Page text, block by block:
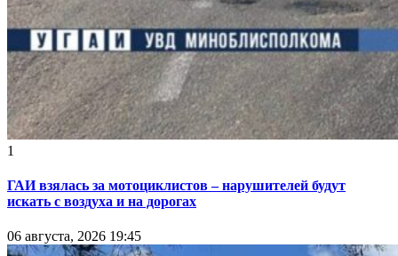
1
ГАИ взялась за мотоциклистов – нарушителей будут
искать с воздуха и на дорогах
06 августа, 2026 19:45